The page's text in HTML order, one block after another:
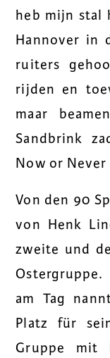
heb mijn stal
Hannover in
ruiters
rijden en
maar
Sandbrink
Now or Never
Von den 90
von Henk
zweite und
am Tag
Platz für
Gruppe mit